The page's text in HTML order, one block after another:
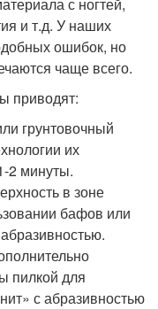
и т.д. У наших
ошибок, но
чаще всего.
приводят:
грунтовочный
их
2 минуты.
в зоне
бафов или
пилкой для
с абразивностью